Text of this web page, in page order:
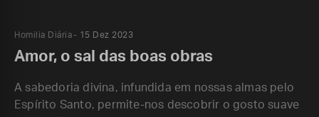
Homilia Diária 15 Dez 2023
Amor, o sal das boas obras
A sabedoria divina, infundida em nossas almas pelo
Espírito Santo, permite-nos descobrir o gosto suave